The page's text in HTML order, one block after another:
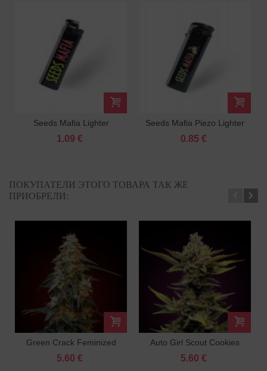
Seeds Mafia Lighter
1.09 €
Seeds Mafia Piezo Lighter
0.85 €
ПОКУПАТЕЛИ ЭТОГО ТОВАРА ТАК ЖЕ
ПРИОБРЕЛИ:
Green Crack Feminized
5.60 €
Auto Girl Scout Cookies
Feminized
5.60 €